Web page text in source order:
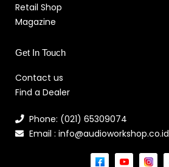
Retail Shop
Magazine
Get In Touch
Contact us
Find a Dealer
Phone: (021) 65309074
Email : info@audioworkshop.co.id